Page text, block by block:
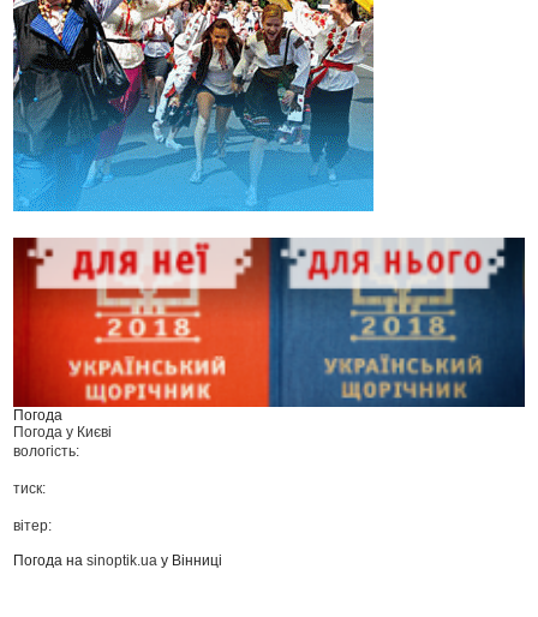
Погода
Погода у Києві
вологість:
тиск:
вітер:
Погода наsinoptik.ua у Вінниці